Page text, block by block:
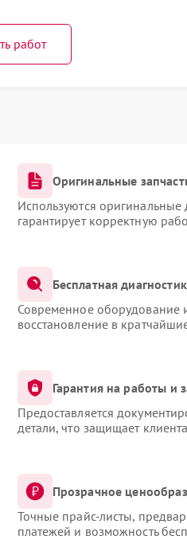
работ
Оригинальные
Используются
гарантирует корректную
Бесплатная
Современное оборудование
восстановление в
Гарантия на работы и
Предоставляется
детали, что защищает
Прозрачное
Точные прайс-листы,
платежей и возможность